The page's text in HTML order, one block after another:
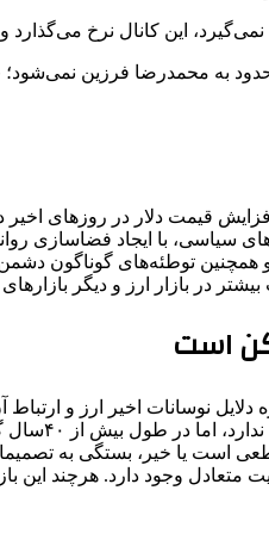
محدود به محمدرضا فرزین
قیمت دلار در روزهای
سیاسی، با ایجاد فضاسازی
همچنین توطئه‌های گوناگون
در بازار ارز و دیگر
است
نوسانات اخیر ارز و
اتفاقی
است یا خیر، بستگی به
متعادل وجود دارد. هرچند